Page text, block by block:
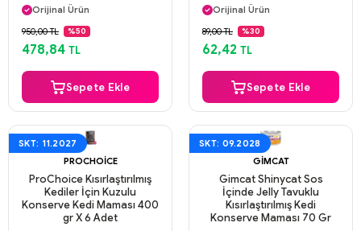
Orijinal Ürün
Güvenli Ödeme
Aynı Gün Kargo
950,00 TL %50
478,84 TL
Sepete Ekle
Orijinal Ürün
Güvenli Ödeme
Aynı Gün Kargo
89,00 TL %30
62,42 TL
Sepete Ekle
SKT: 11.2027
PROCHOICE
ProChoice Kısırlaştırılmış
Kediler İçin Kuzulu
Konserve Kedi Maması 400
gr X 6 Adet
Aynı Gün Kargo
SKT: 09.2028
GIMCAT
Gimcat Shinycat Sos
İçinde Jelly Tavuklu
Kısırlaştırılmış Kedi
Konserve Maması 70 Gr